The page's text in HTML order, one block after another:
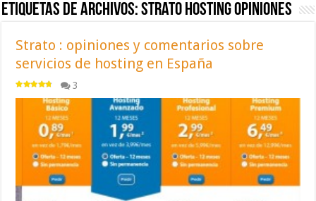
Etiquetas de archivos:strato hosting opiniones
Strato : opiniones y comentarios sobre
servicios de hosting en España
3